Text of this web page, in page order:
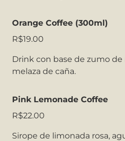
Orange Coffee (300ml)
R$19.00
Drink con base de zumo de
melaza de caña.
Pink Lemonade Coffee
R$22.00
Sirope de limonada rosa,